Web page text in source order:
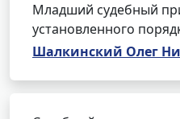
Младший судебный
установленного
Шалкинский Олег